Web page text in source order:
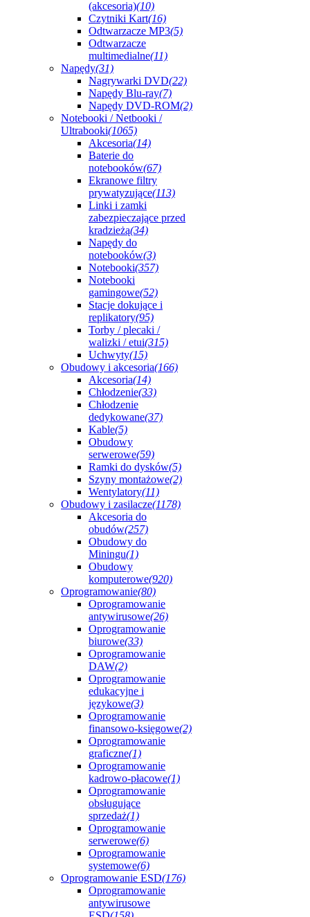
(akcesoria)(10)
Czytniki Kart(16)
Odtwarzacze MP3(5)
Odtwarzacze
multimedialne(11)
Napędy(31)
Nagrywarki DVD(22)
Napędy Blu-ray(7)
Napędy DVD-ROM(2)
Notebooki / Netbooki /
Ultrabooki(1065)
Akcesoria(14)
Baterie do
notebooków(67)
Ekranowe filtry
prywatyzujące(113)
Linki i zamki
zabezpieczające przed
kradzieżą(34)
Napędy do
notebooków(3)
Notebooki(357)
Notebooki
gamingowe(52)
Stacje dokujące i
replikatory(95)
Torby / plecaki /
walizki / etui(315)
Uchwyty(15)
Obudowy i akcesoria(166)
Akcesoria(14)
Chłodzenie(33)
Chłodzenie
dedykowane(37)
Kable(5)
Obudowy
serwerowe(59)
Ramki do dysków(5)
Szyny montażowe(2)
Wentylatory(11)
Obudowy i zasilacze(1178)
Akcesoria do
obudów(257)
Obudowy do
Miningu(1)
Obudowy
komputerowe(920)
Oprogramowanie(80)
Oprogramowanie
antywirusowe(26)
Oprogramowanie
biurowe(33)
Oprogramowanie
DAW(2)
Oprogramowanie
edukacyjne i
językowe(3)
Oprogramowanie
finansowo-księgowe(2)
Oprogramowanie
graficzne(1)
Oprogramowanie
kadrowo-płacowe(1)
Oprogramowanie
obsługujące
sprzedaż(1)
Oprogramowanie
serwerowe(6)
Oprogramowanie
systemowe(6)
Oprogramowanie ESD(176)
Oprogramowanie
antywirusowe